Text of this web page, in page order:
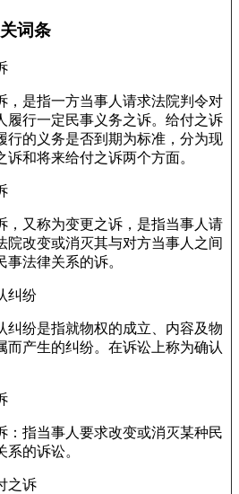
词条
，是指一方当事人请求法院判令对
履行一定民事义务之诉。给付之诉
行的义务是否到期为标准，分为现
诉和将来给付之诉两个方面。
，又称为变更之诉，是指当事人请
院改变或消灭其与对方当事人之间
事法律关系的诉。
纠纷
纠纷是指就物权的成立、内容及物
而产生的纠纷。在诉讼上称为确认
：指当事人要求改变或消灭某种民
系的诉讼。
之诉